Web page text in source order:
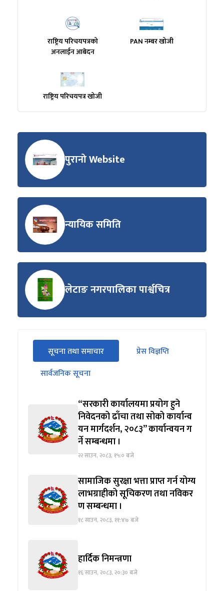
राष्ट्रिय परिचयपत्रको
अनलाईन आबेदन
PAN नम्बर खोजी
राष्ट्रिय परिचयपत्र खोजी
पुरानो Website
न्यायिक समिति
लेटाङ नगरपालिका पार्श्वचित्र
सीधा
पहिलो
ट्याबको
सूचना तथा समाचार
(सक्रिय ट्याब)
प्रेस विज्ञप्ति
सार्वजनिक सूचना
“सरकारी कार्यालयमा प्रयोग हुने
निवेदनको ढाँचा तथा सोको कार्यान्व
यन मार्गदर्शन, २०८३” कार्यान्वयन ग
र्ने सम्बन्धमा ।
२२ साउन, २०८३, १५:० बजे
सामाजिक सुरक्षा भत्ता प्राप्त गर्न योग्य
लाभग्राहीको सूचिकरण तथा नविकर
ण सम्बन्धमा ।
१८ साउन, २०८३, ११:४७ बजे
हार्दिक निमन्त्रणा
१६ साउन, २०८३, २०:३० बजे